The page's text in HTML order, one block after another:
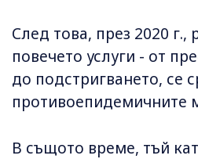
След това, през 2020 г.,
повечето услуги - от
до подстригването, се
противоепидемичните
В същото време, тъй